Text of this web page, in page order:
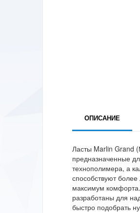
ОПИСАНИЕ
Ласты Marlin Grand
предназначенные
технополимера, а
способствуют
максимум
разработаны для
быстро подобрать